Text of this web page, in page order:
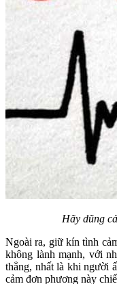
Hãy dũng
Ngoài ra, giữ kín tình
không lành mạnh, với
thẳng, nhất là khi người
cảm đơn phương này